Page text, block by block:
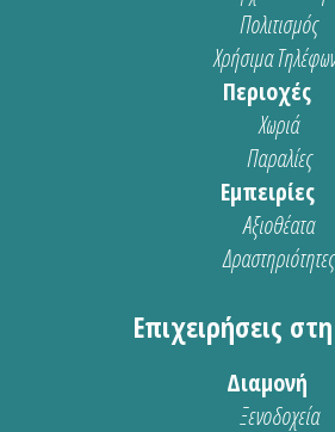
Πολιτισμός
Χρήσιμα
Περιοχές
Χωριά
Παραλίες
Εμπειρίες
Αξιοθέατα
Δραστηριότητες
Επιχειρήσεις
Διαμονή
Ξενοδοχεία